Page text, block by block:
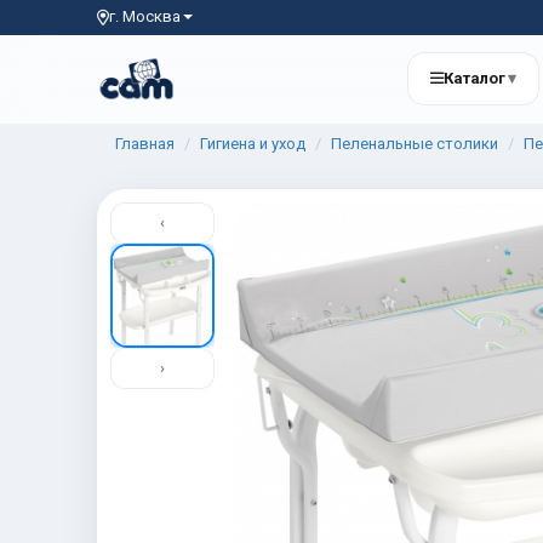
г. Москва
Каталог▾
Главная Гигиена и уход Пеленальные столики
‹
›